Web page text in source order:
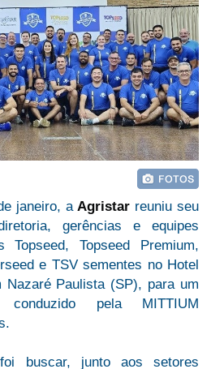
janeiro, aAgristar reuniu seu
gerências e equipes
Topseed, Topseed Premium,
e TSV sementes no Hotel
Nazaré Paulista (SP), para um
conduzido pela MITTIUM
buscar, junto aos setores